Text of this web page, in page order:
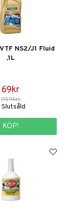
NS2/J1 Fluid
,1L
69kr
(159kr)
KÖP!